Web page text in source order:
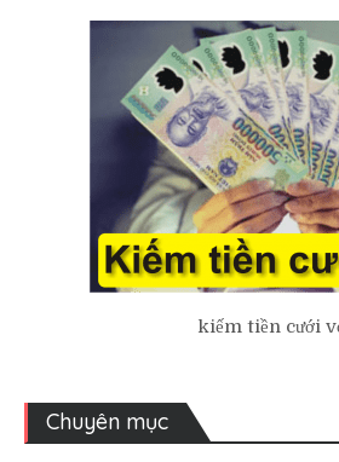
kiếm tiền cưới
Chuyên mục